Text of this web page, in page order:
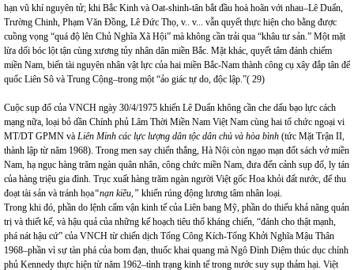
hạn vũ khí nguyên tử; khi Bắc Kinh và Oat-shinh-tân bắt đầu hoà hoãn với nhau–Lê Duẩn,
Trường Chinh, Phạm Văn Đồng, Lê Đức Thọ, v.. v... vẫn quyết thực hiện cho bằng được
cuồng vọng “quá độ lên Chủ Nghĩa Xã Hội” mà không cần trải qua “khâu tư sản.” Một mặt
lừa dối bóc lột tận cùng xương tủy nhân dân miền Bắc. Mặt khác, quyết tâm đánh chiếm
miền Nam, biến tài nguyên nhân vật lực của hai miền Bắc-Nam thành công cụ xây đắp tân đế
quốc Liên Sô và Trung Cộng–trong một “ảo giác tự do, độc lập.”( 29)
Cuộc sụp đổ của VNCH ngày 30/4/1975 khiến Lê Duẩn không cần che dấu bạo lực cách
mạng nữa, loại bỏ dần Chính phủ Lâm Thời Miền Nam Việt Nam cùng hai tổ chức ngoại vi
MT/DT GPMN và Liên Minh các lực lượng dân tộc dân chủ và hòa bình (tức Mặt Trận II,
thành lập từ năm 1968). Trong men say chiến thắng, Hà Nội còn ngạo mạn đốt sách vở miền
Nam, hạ ngục hàng trăm ngàn quân nhân, công chức miền Nam, đưa đến cảnh sụp đổ, ly tán
của hàng triệu gia đình. Trục xuất hàng trăm ngàn người Việt gốc Hoa khỏi đất nước, để thu
đoạt tài sản và tránh họa“nạn kiều,” khiến rúng động lương tâm nhân loại.
Trong khi đó, phần do lệnh cấm vận kinh tế của Liên bang Mỹ, phần do thiếu khả năng quản
trị và thiết kế, và hậu quả của những kế hoạch tiêu thổ kháng chiến, “đánh cho thật mạnh,
phá nát hậu cứ” của VNCH từ chiến dịch Tổng Công Kích-Tổng Khởi Nghĩa Mậu Thân
1968–phần vì sự tàn phá của bom đạn, thuốc khai quang mà Ngô Đình Diệm thúc dục chính
phủ Kennedy thực hiện từ năm 1962–tình trạng kinh tế trong nước suy sụp thảm hại. Việt